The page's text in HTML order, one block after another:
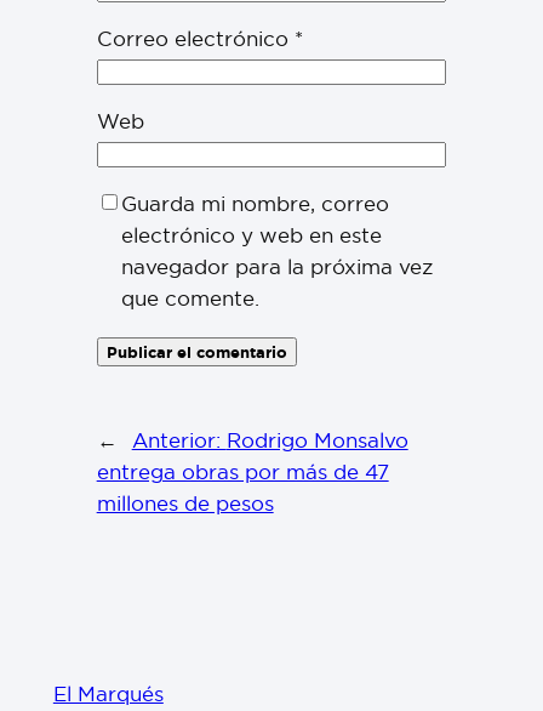
Correo electrónico *
Web
Guarda mi nombre, correo
electrónico y web en este
navegador para la próxima vez
que comente.
← Anterior: Rodrigo Monsalvo
entrega obras por más de 47
millones de pesos
El Marqués